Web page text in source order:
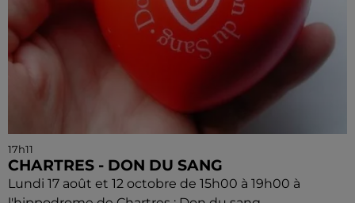
17h11
CHARTRES - DON DU SANG
Lundi 17 août et 12 octobre de 15h00 à 19h00 à